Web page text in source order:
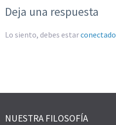
Deja una respuesta
Lo siento, debes estarconectado
NUESTRA FILOSOFÍA